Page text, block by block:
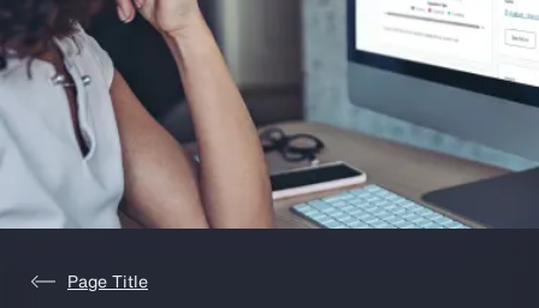
Insurance
Benefits
Pay Transparency
Parametrics
Risk Management
Page Title